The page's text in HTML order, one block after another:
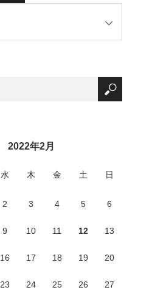
2022年2月
水 木 金 土 日
2 3 4 5 6
9 10 11 12 13
16 17 18 19 20
23 24 25 26 27